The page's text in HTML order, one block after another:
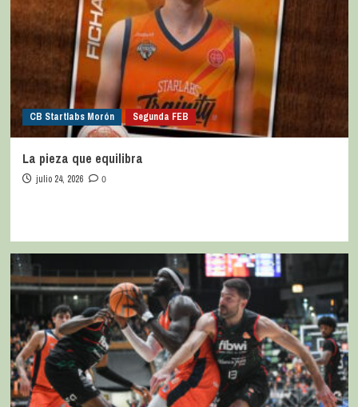
CB Startlabs Morón Segunda FEB
La pieza que equilibra
julio 24, 2026 0